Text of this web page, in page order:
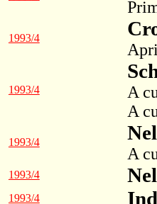
1993/4
1993/4 A
A
1993/4
A
1993/4
1993/4